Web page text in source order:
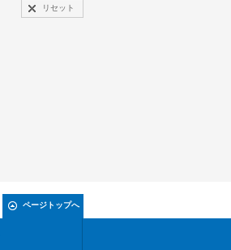
リセット
ページトップへ